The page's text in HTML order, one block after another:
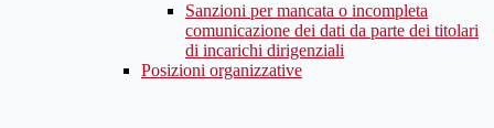
Sanzioni per mancata o incompleta
comunicazione dei dati da parte dei titolari
di incarichi dirigenziali
Posizioni organizzative